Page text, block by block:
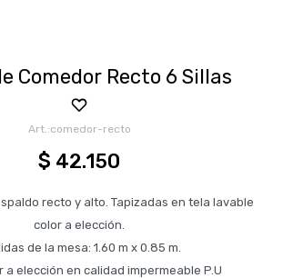
Comedor Recto 6 Sillas
comedor-recto
$ 42.150
recto y alto. Tapizadas en tela lavable
color a elección.
de la mesa: 1.60 m x 0.85 m.
a elección en calidad impermeable P.U